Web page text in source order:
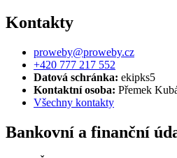
Kontakty
proweby@proweby.cz
+420 777 217 552
Datová schránka: ekipks5
Kontaktní osoba: Přemek
Všechny kontakty
Bankovní a finanční